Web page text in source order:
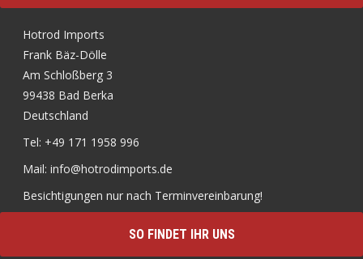
Hotrod Imports
Frank Bäz-Dölle
Am Schloßberg 3
99438 Bad Berka
Deutschland
Tel: +49 171 1958 996
Mail: info@hotrodimports.de
Besichtigungen nur nach Terminvereinbarung!
SO FINDET IHR UNS